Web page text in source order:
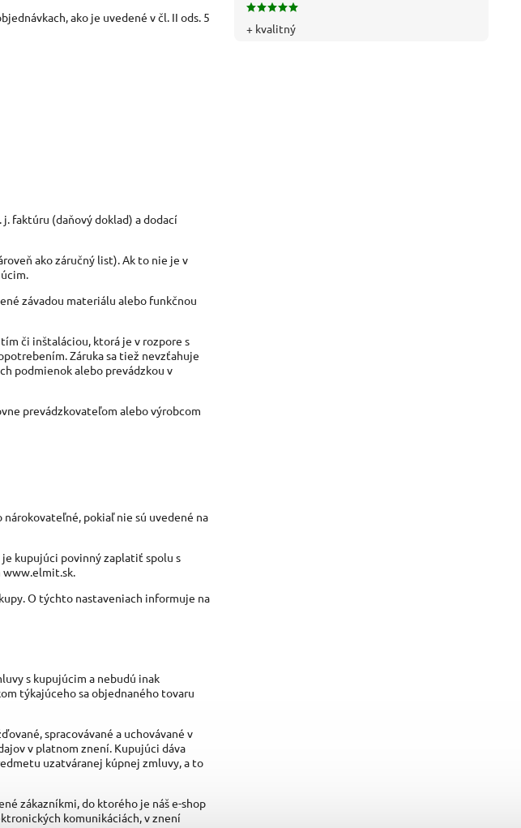
+ kvalitný
ako je uvedené v čl. II ods. 5
faktúru (daňový doklad) a dodací
ako záručný list). Ak to nie je v
závadou materiálu alebo funkčnou
či inštaláciou, ktorá je v rozpore s
Záruka sa tiež nevzťahuje
podmienok alebo prevádzkou v
prevádzkovateľom alebo výrobcom
pokiaľ nie sú uvedené na
kupujúci povinný zaplatiť spolu s
www.elmit.sk.
O týchto nastaveniach informuje na
s kupujúcim a nebudú inak
týkajúceho sa objednaného tovaru
spracovávané a uchovávané v
v platnom znení. Kupujúci dáva
uzatváranej kúpnej zmluvy, a to
zákazníkmi, do ktorého je náš e-shop
komunikáciách, v znení